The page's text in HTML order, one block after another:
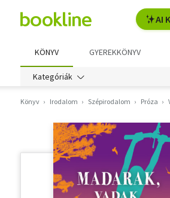
AI
KÖNYV GYEREKKÖNYV
Kategóriák
Könyv Irodalom Szépirodalom Próza